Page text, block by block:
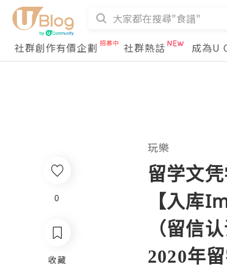
社群創作有價企劃
社群熱話 成為U
玩樂
留学文
【入库
（留信
2020年
0
收藏